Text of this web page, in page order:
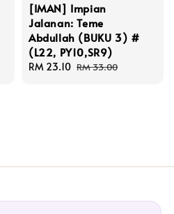
[IMAN] Impian
Jalanan: Teme
Abdullah (BUKU 3) #
(L22, PY10,SR9)
Sale
RM 23.10 Regular
RM 33.00